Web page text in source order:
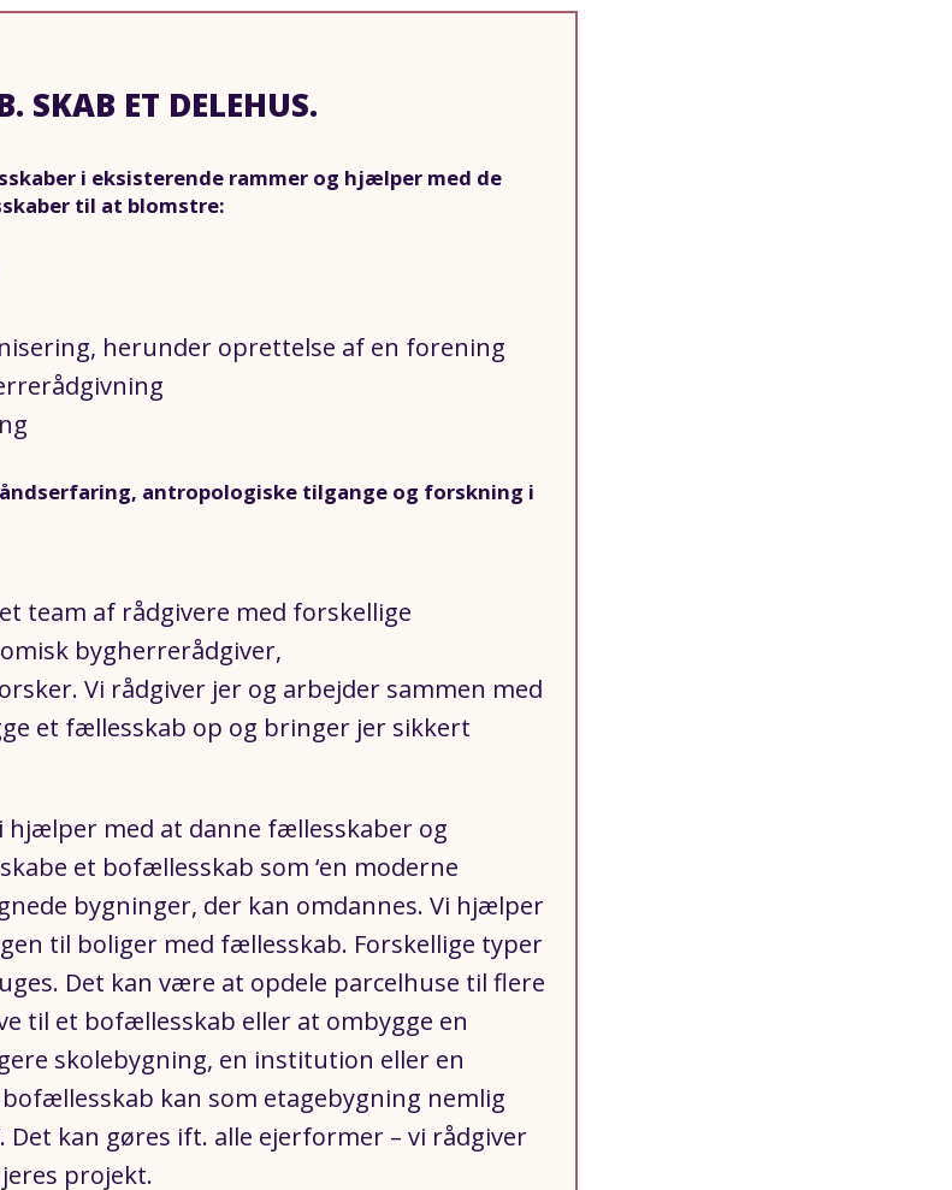
SKAB ET DELEHUS.
i eksisterende rammer og hjælper med de
til at blomstre:
herunder oprettelse af en forening
antropologiske tilgange og forskning i
team af rådgivere med forskellige
bygherrerådgiver,
Vi rådgiver jer og arbejder sammen med
et fællesskab op og bringer jer sikkert
hjælper med at danne fællesskaber og
et bofællesskab som ‘en moderne
bygninger, der kan omdannes. Vi hjælper
til boliger med fællesskab. Forskellige typer
Det kan være at opdele parcelhuse til flere
til et bofællesskab eller at ombygge en
skolebygning, en institution eller en
kan som etagebygning nemlig
Det kan gøres ift. alle ejerformer – vi rådgiver
projekt.